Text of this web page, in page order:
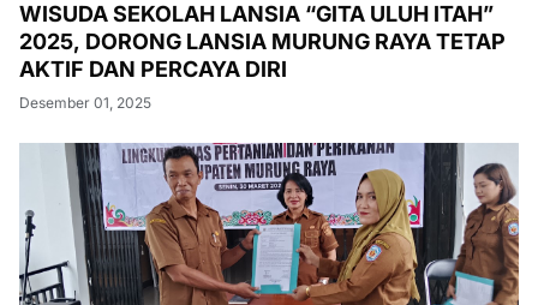
WISUDA SEKOLAH LANSIA “GITA ULUH ITAH”
2025, DORONG LANSIA MURUNG RAYA TETAP
AKTIF DAN PERCAYA DIRI
Desember 01, 2025